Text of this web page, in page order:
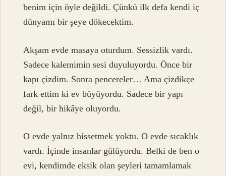
benim için öyle değildi. Çünkü ilk defa kendi iç
dünyamı bir şeye dökecektim.
Akşam evde masaya oturdum. Sessizlik vardı.
Sadece kalemimin sesi duyuluyordu. Önce bir
kapı çizdim. Sonra pencereler… Ama çizdikçe
fark ettim ki ev büyüyordu. Sadece bir yapı
değil, bir hikâye oluyordu.
O evde yalnız hissetmek yoktu. O evde sıcaklık
vardı. İçinde insanlar gülüyordu. Belki de ben o
evi, kendimde eksik olan şeyleri tamamlamak